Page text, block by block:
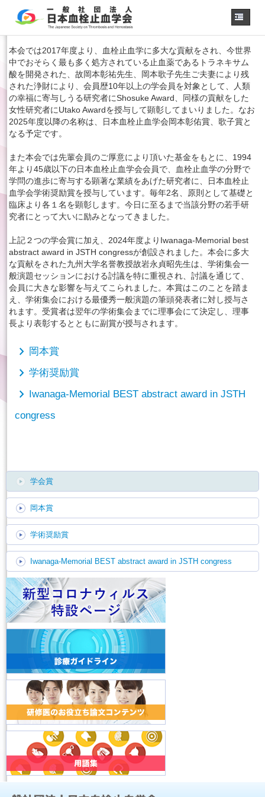
ホーム
学会概要 ・理事長挨拶
各種委員会
学会誌
診療 ガイドライン
認定医制度
認定技師制度
学術集会
会員専用
リンク
English
本会では2017年度より、血栓止血学に多大な貢献をされ、今世界
中でおそらく最も多く処方されている止血薬であるトラネキサム
酸を開発された、故岡本彰祐先生、岡本歌子先生ご夫妻により残
された浄財により、会員歴10年以上の学会員を対象として、人類
の幸福に寄与しうる研究者にShosuke Award、同様の貢献をした
女性研究者にUtako Awardを授与して顕彰してまいりました。なお
2025年度以降の名称は、日本血栓止血学会岡本彰佑賞、歌子賞と
なる予定です。
また本会では先輩会員のご厚意により頂いた基金をもとに、1994
年より45歳以下の日本血栓止血学会会員で、血栓止血学の分野で
学問の進歩に寄与する顕著な業績をあげた研究者に、日本血栓止
血学会学術奨励賞を授与しています。毎年2名、原則として基礎と
臨床より各１名を顕彰します。今日に至るまで当該分野の若手研
究者にとって大いに励みとなってきました。
上記２つの学会賞に加え、2024年度よりIwanaga-Memorial best
abstract award in JSTH congressが創設されました。本会に多大
な貢献をされた九州大学名誉教授故岩永貞昭先生は、学術集会一
般演題セッションにおける討議を特に重視され、討議を通じて、
会員に大きな影響を与えてこられました。本賞はこのことを踏ま
え、学術集会における最優秀一般演題の筆頭発表者に対し授与さ
れます。受賞者は翌年の学術集会までに理事会にて決定し、理事
長より表彰するとともに副賞が授与されます。
chevron_right 岡本賞
chevron_right 学術奨励賞
chevron_right Iwanaga-Memorial BEST abstract award in JSTH
congress
学会賞
岡本賞
学術奨励賞
Iwanaga-Memorial BEST abstract award in JSTH congress